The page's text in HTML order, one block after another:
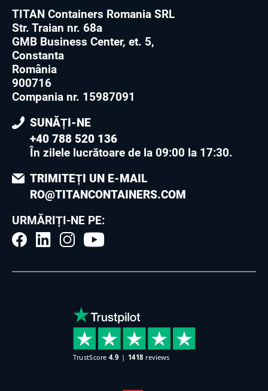
TITAN Containers Romania SRL
Str. Traian nr. 68a
GMB Business Center, et. 5,
Constanta
România
900716
Compania nr. 15987091
SUNĂȚI-NE
+40 788 520 136
În zilele lucrătoare de la 09:00 la 17:30.
TRIMITEȚI UN E-MAIL
RO@TITANCONTAINERS.COM
URMĂRIȚI-NE PE: